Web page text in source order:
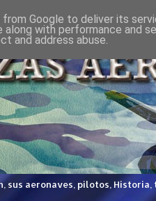
sus aeronaves, pilotos,
Google to deliver its
along with performance and
and address abuse.